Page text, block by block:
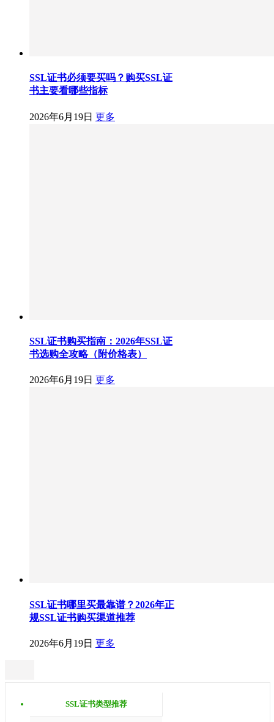
SSL证书必须要买吗？购买SSL证
书主要看哪些指标
2026年6月19日 更多
SSL证书购买指南：2026年SSL证
书选购全攻略（附价格表）
2026年6月19日 更多
SSL证书哪里买最靠谱？2026年正
规SSL证书购买渠道推荐
2026年6月19日 更多
SSL证书类型推荐